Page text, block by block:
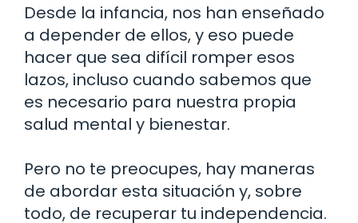
Desde la infancia, nos han enseñado
a depender de ellos, y eso puede
hacer que sea difícil romper esos
lazos, incluso cuando sabemos que
es necesario para nuestra propia
salud mental y bienestar.
Pero no te preocupes, hay maneras
de abordar esta situación y, sobre
todo, de recuperar tu independencia.